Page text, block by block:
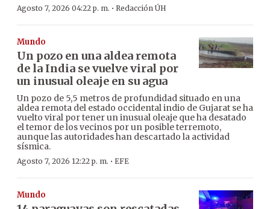
Agosto 7, 2026 04:22 p. m. · Redacción ÚH
Mundo
Un pozo en una aldea remota
de la India se vuelve viral por
un inusual oleaje en su agua
Un pozo de 5,5 metros de profundidad situado en una
aldea remota del estado occidental indio de Gujarat se ha
vuelto viral por tener un inusual oleaje que ha desatado
el temor de los vecinos por un posible terremoto,
aunque las autoridades han descartado la actividad
sísmica.
Agosto 7, 2026 12:22 p. m. · EFE
Mundo